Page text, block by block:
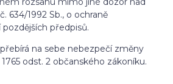
634/1992 Sb., o ochraně
předpisů.
na sebe nebezpečí změny
odst. 2 občanského zákoníku.